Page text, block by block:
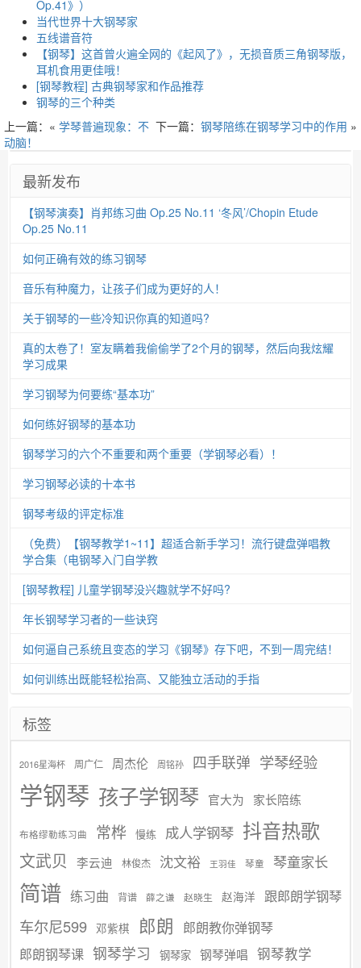
Op.41》）
当代世界十大钢琴家
五线谱音符
【钢琴】这首曾火遍全网的《起风了》，无损音质三角钢琴版，
耳机食用更佳哦！
[钢琴教程] 古典钢琴家和作品推荐
钢琴的三个种类
下一篇： 钢琴陪练在钢琴学习中的作用 »
上一篇：« 学琴普遍现象：不
动脑！
最新发布
【钢琴演奏】肖邦练习曲 Op.25 No.11 ‘冬风’/Chopin Etude
Op.25 No.11
如何正确有效的练习钢琴
音乐有种魔力，让孩子们成为更好的人！
关于钢琴的一些冷知识你真的知道吗?
真的太卷了！室友瞒着我偷偷学了2个月的钢琴，然后向我炫耀
学习成果
学习钢琴为何要练“基本功”
如何练好钢琴的基本功
钢琴学习的六个不重要和两个重要（学钢琴必看）！
学习钢琴必读的十本书
钢琴考级的评定标准
（免费）【钢琴教学1~11】超适合新手学习！流行键盘弹唱教
学合集（电钢琴入门自学教
[钢琴教程] 儿童学钢琴没兴趣就学不好吗?
年长钢琴学习者的一些诀窍
如何逼自己系统且变态的学习《钢琴》存下吧，不到一周完结！
如何训练出既能轻松抬高、又能独立活动的手指
标签
2016星海杯 周广仁 周杰伦 周铭孙 四手联弹 学琴经验
学钢琴 孩子学钢琴 官大为 家长陪练
布格缪勒练习曲 常桦 慢练 成人学钢琴 抖音热歌
文武贝 李云迪 林俊杰 沈文裕 王羽佳 琴童 琴童家长
简谱 练习曲 背谱 薛之谦 赵晓生 赵海洋 跟郎朗学钢琴
车尔尼599 邓紫棋 郎朗 郎朗教你弹钢琴
郎朗钢琴课 钢琴学习 钢琴家 钢琴弹唱 钢琴教学